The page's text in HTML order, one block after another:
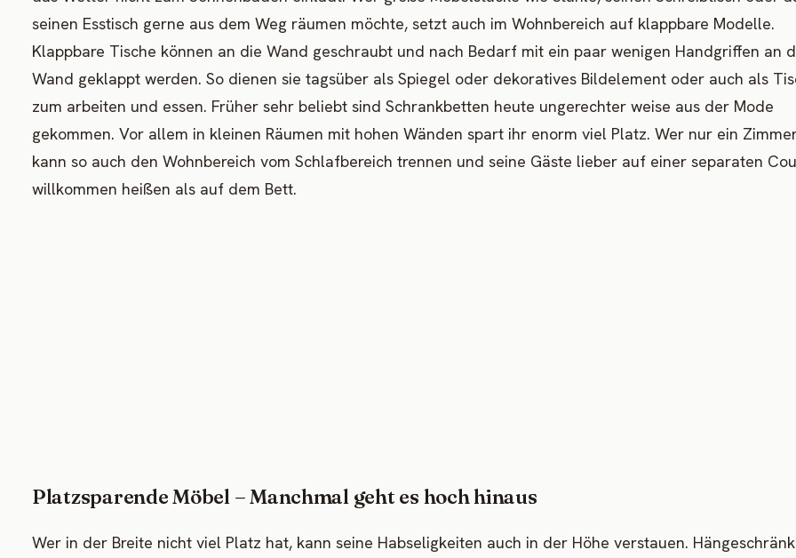
seinen Esstisch gerne aus dem Weg räumen möchte, setzt auch im Wohnbereich auf klappbare Modelle.
Klappbare Tische können an die Wand geschraubt und nach Bedarf mit ein paar wenigen Handgriffen an
Wand geklappt werden. So dienen sie tagsüber als Spiegel oder dekoratives Bildelement oder auch als
zum arbeiten und essen. Früher sehr beliebt sind Schrankbetten heute ungerechter weise aus der Mode
gekommen. Vor allem in kleinen Räumen mit hohen Wänden spart ihr enorm viel Platz. Wer nur ein
kann so auch den Wohnbereich vom Schlafbereich trennen und seine Gäste lieber auf einer separaten
willkommen heißen als auf dem Bett.
Platzsparende Möbel – Manchmal geht es hoch hinaus
Wer in der Breite nicht viel Platz hat, kann seine Habseligkeiten auch in der Höhe verstauen.